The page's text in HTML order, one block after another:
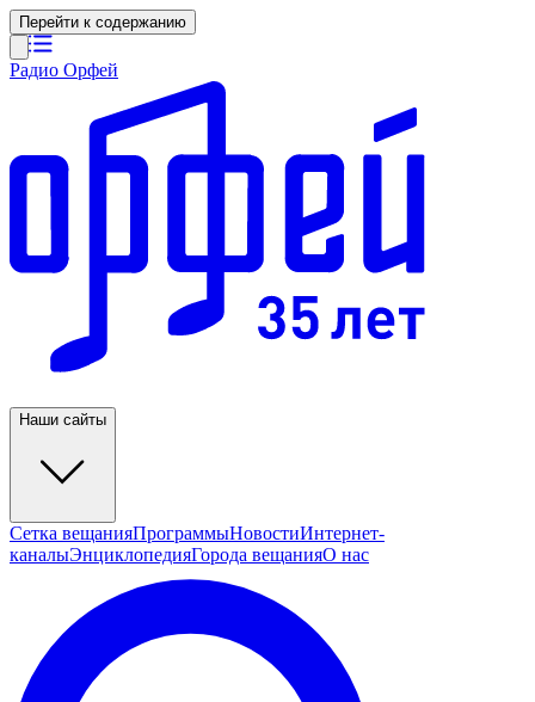
Перейти к содержанию
Радио Орфей
Наши сайты
Сетка вещанияПрограммыНовостиИнтернет-
каналыЭнциклопедияГорода вещанияО нас